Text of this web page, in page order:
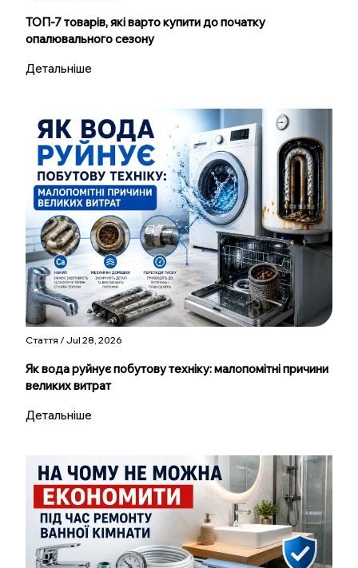
ТОП-7 товарів, які варто купити до початку
опалювального сезону
Детальніше
Стаття / Jul 28, 2026
Як вода руйнує побутову техніку: малопомітні причини
великих витрат
Детальніше